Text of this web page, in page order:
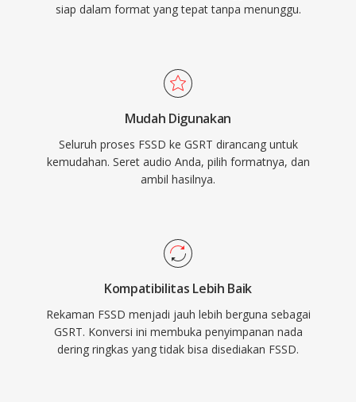
siap dalam format yang tepat tanpa menunggu.
Mudah Digunakan
Seluruh proses FSSD ke GSRT dirancang untuk
kemudahan. Seret audio Anda, pilih formatnya, dan
ambil hasilnya.
Kompatibilitas Lebih Baik
Rekaman FSSD menjadi jauh lebih berguna sebagai
GSRT. Konversi ini membuka penyimpanan nada
dering ringkas yang tidak bisa disediakan FSSD.